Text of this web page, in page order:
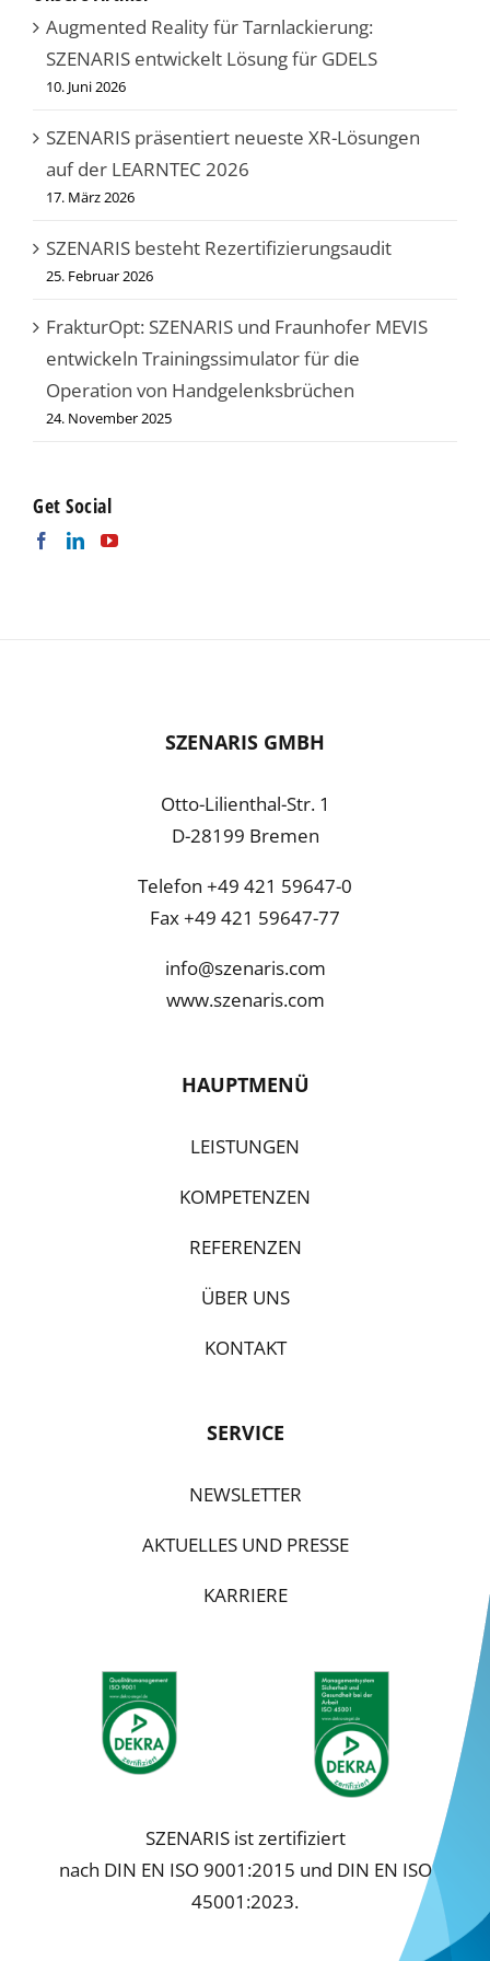
Augmented Reality für Tarnlackierung:
SZENARIS entwickelt Lösung für GDELS
10. Juni 2026
SZENARIS präsentiert neueste XR-Lösungen
auf der LEARNTEC 2026
17. März 2026
SZENARIS besteht Rezertifizierungsaudit
25. Februar 2026
FrakturOpt: SZENARIS und Fraunhofer MEVIS
entwickeln Trainingssimulator für die
Operation von Handgelenksbrüchen
24. November 2025
Get Social
SZENARIS GMBH
Otto-Lilienthal-Str. 1
D-28199 Bremen
Telefon +49 421 59647-0
Fax +49 421 59647-77
info@szenaris.com
www.szenaris.com
HAUPTMENÜ
LEISTUNGEN
KOMPETENZEN
REFERENZEN
ÜBER UNS
KONTAKT
SERVICE
NEWSLETTER
AKTUELLES UND PRESSE
KARRIERE
SZENARIS ist zertifiziert
nach DIN EN ISO 9001:2015 und DIN EN ISO
45001:2023.
Datenschutzerklärung
Hier finden Sie eine Übersicht über alle verwendeten Cookies.
Sie können Ihre Einwilligung zu ganzen Kategorien geben
oder sich weitere Informationen anzeigen lassen und so nur
bestimmte Cookies auswählen.
Alle akzeptieren Speichern
Nur essenzielle Cookies akzeptieren
Zurück
Datenschutzeinstellungen
Essenziell (1)
Essenzielle Cookies ermöglichen grundlegende Funktionen und sind für
die einwandfreie Funktion der Website erforderlich.
Cookie-Informationen anzeigen
Statistiken (1)